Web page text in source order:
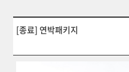
[종료] 연박패키지